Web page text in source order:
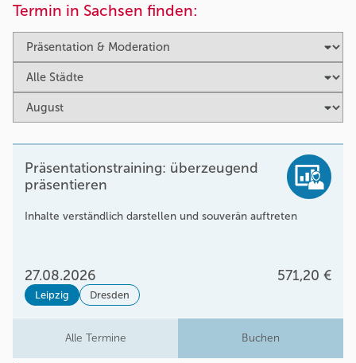
Termin in Sachsen finden:
Präsentationstraining: überzeugend
präsentieren
Inhalte verständlich darstellen und souverän auftreten
27.08.2026 571,20 €
Leipzig Dresden
Alle Termine Buchen